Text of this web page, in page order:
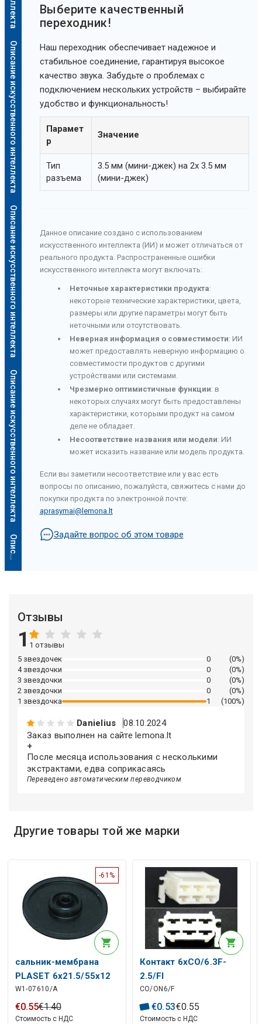
Описание искусственного интеллекта
Описание искусственного интеллекта
Описание искусственного интеллекта
О
п
и
с
а
н
и
е
и
с
к
у
с
с
т
в
е
н
н
о
г
о
и
н
т
е
л
л
е
к
т
а
Описание искусственного интеллекта
Выберите качественный
переходник!
Наш переходник обеспечивает надежное и
стабильное соединение, гарантируя высокое
качество звука. Забудьте о проблемах с
подключением нескольких устройств – выбирайте
удобство и функциональность!
Парамет
р
Значение
Тип
разъема
3.5 мм (мини-джек) на 2x 3.5 мм
(мини-джек)
Данное описание создано с использованием
искусственного интеллекта (ИИ) и может отличаться от
реального продукта. Распространенные ошибки
искусственного интеллекта могут включать:
Неточные характеристики продукта:
некоторые технические характеристики, цвета,
размеры или другие параметры могут быть
неточными или отсутствовать.
Неверная информация о совместимости: ИИ
может предоставлять неверную информацию о
совместимости продуктов с другими
устройствами или системами.
Чрезмерно оптимистичные функции: в
некоторых случаях могут быть предоставлены
характеристики, которыми продукт на самом
деле не обладает.
Несоответствие названия или модели: ИИ
может исказить название или модель продукта.
Если вы заметили несоответствие или у вас есть
вопросы по описанию, пожалуйста, свяжитесь с нами до
покупки продукта по электронной почте:
aprasymai@lemona.lt
Задайте вопрос об этом товаре
Отзывы
1 1 отзывы
5 звездочек
0
(0%)
4 звездочки
0
(0%)
3 звездочки
0
(0%)
2 звездочки
0
(0%)
1 звездочка
1 (100%)
Danielius
08.10.2024
Заказ выполнен на сайте lemona.lt
+
После месяца использования с несколькими
экстрактами, едва соприкасаясь
Переведено автоматическим переводчиком
Другие товары той же марки
-61%
сальник-мембрана
PLASET 6x21.5/55x12
W1-07610/A
€0.55€1.40
Стоимость с НДС
Контакт 6xCO/6.3F-
2.5/FI
CO/ON6/F
€0.53€0.55
Стоимость с НДС